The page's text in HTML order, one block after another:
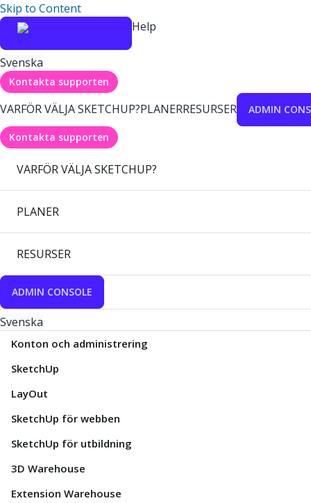
Skip to Content
Help
Svenska
Kontakta supporten
VARFÖR VÄLJA SKETCHUP?PLANERRESURSER ADMIN
Kontakta supporten
VARFÖR VÄLJA SKETCHUP?
PLANER
RESURSER
ADMIN CONSOLE
Svenska
Konton och administrering
SketchUp
LayOut
SketchUp för webben
SketchUp för utbildning
3D Warehouse
Extension Warehouse